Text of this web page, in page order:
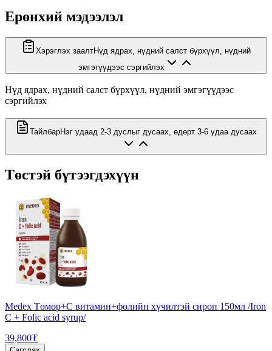
Ерөнхий мэдээлэл
Хэрэглэх заалтНүд ядрах, нүдний салст бүрхүүл, нүдний
эмгэгүүдээс сэргийлэх
Нүд ядрах, нүдний салст бүрхүүл, нүдний эмгэгүүдээс
сэргийлэх
ТайлбарНэг удаад 2-3 дуслыг дусаах, өдөрт 3-6 удаа дусаах
Төстэй бүтээгдэхүүн
Medex Төмөр+С витамин+фолийн хүчилтэй сироп 150мл /Iron
C + Folic acid syrup/
39,800₮